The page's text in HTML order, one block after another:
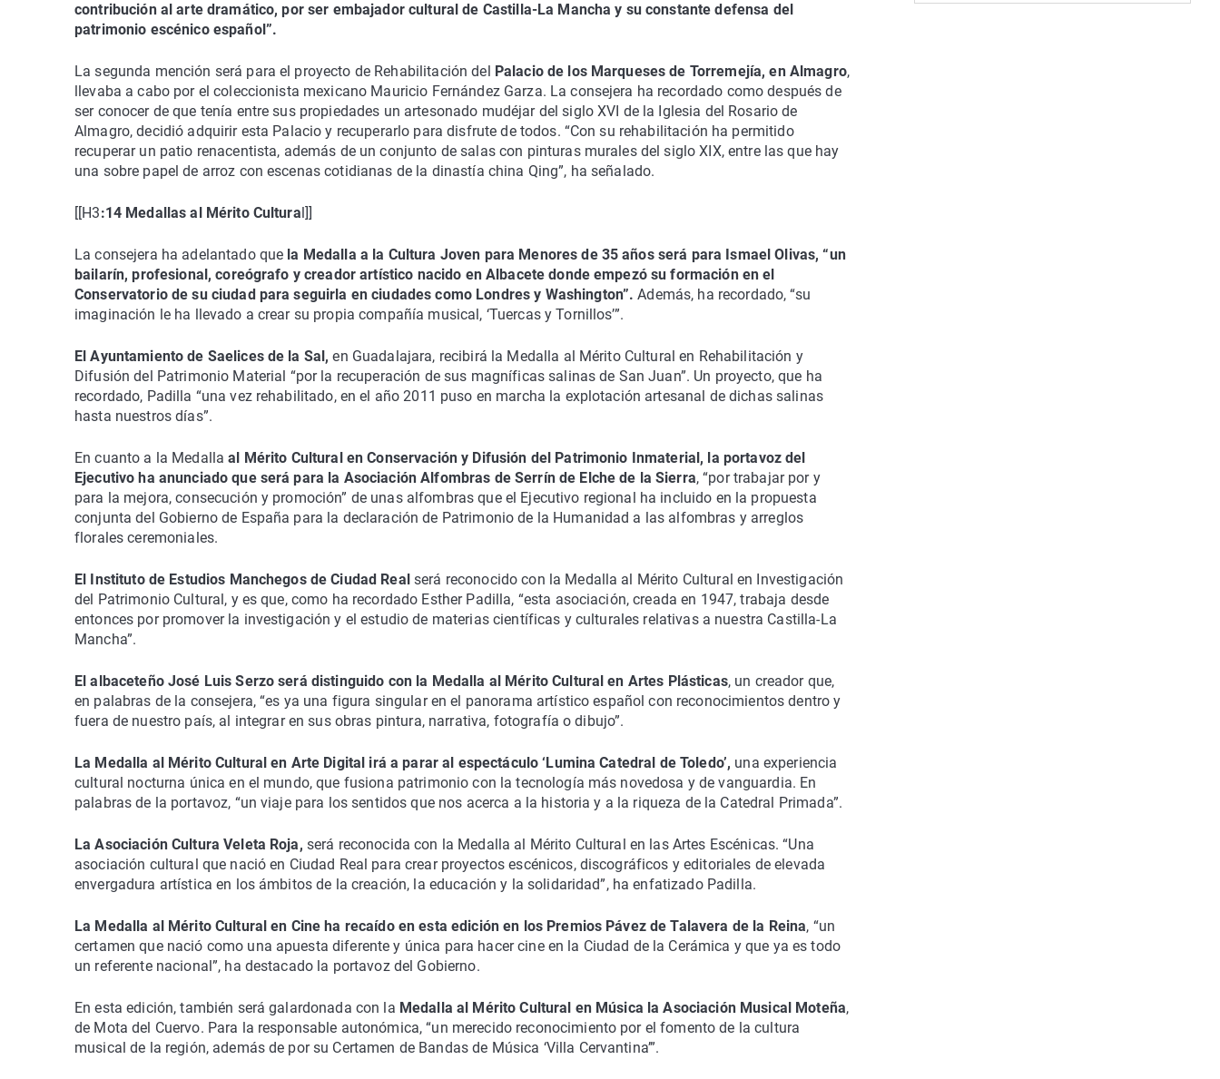
contribución al arte dramático, por ser embajador cultural de Castilla-La Mancha y su constante defensa del
patrimonio escénico español”.
La segunda mención será para el proyecto de Rehabilitación del Palacio de los Marqueses de Torremejía, en Almagro,
llevaba a cabo por el coleccionista mexicano Mauricio Fernández Garza. La consejera ha recordado como después de
ser conocer de que tenía entre sus propiedades un artesonado mudéjar del siglo XVI de la Iglesia del Rosario de
Almagro, decidió adquirir esta Palacio y recuperarlo para disfrute de todos. “Con su rehabilitación ha permitido
recuperar un patio renacentista, además de un conjunto de salas con pinturas murales del siglo XIX, entre las que hay
una sobre papel de arroz con escenas cotidianas de la dinastía china Qing”, ha señalado.
[[H3:14 Medallas al Mérito Cultura l]]
La consejera ha adelantado que la Medalla a la Cultura Joven para Menores de 35 años será para Ismael Olivas, “un
bailarín, profesional, coreógrafo y creador artístico nacido en Albacete donde empezó su formación en el
Conservatorio de su ciudad para seguirla en ciudades como Londres y Washington”. Además, ha recordado, “su
imaginación le ha llevado a crear su propia compañía musical, ‘Tuercas y Tornillos’”.
El Ayuntamiento de Saelices de la Sal, en Guadalajara, recibirá la Medalla al Mérito Cultural en Rehabilitación y
Difusión del Patrimonio Material “por la recuperación de sus magníficas salinas de San Juan”. Un proyecto, que ha
recordado, Padilla “una vez rehabilitado, en el año 2011 puso en marcha la explotación artesanal de dichas salinas
hasta nuestros días”.
En cuanto a la Medallaal Mérito Cultural en Conservación y Difusión del Patrimonio Inmaterial, la portavoz del
Ejecutivo ha anunciado que será para la Asociación Alfombras de Serrín de Elche de la Sierra, “por trabajar por y
para la mejora, consecución y promoción” de unas alfombras que el Ejecutivo regional ha incluido en la propuesta
conjunta del Gobierno de España para la declaración de Patrimonio de la Humanidad a las alfombras y arreglos
florales ceremoniales.
El Instituto de Estudios Manchegos de Ciudad Real será reconocido con la Medalla al Mérito Cultural en Investigación
del Patrimonio Cultural, y es que, como ha recordado Esther Padilla, “esta asociación, creada en 1947, trabaja desde
entonces por promover la investigación y el estudio de materias científicas y culturales relativas a nuestra Castilla-La
Mancha”.
El albaceteño José Luis Serzo será distinguido con la Medalla al Mérito Cultural en Artes Plásticas, un creador que,
en palabras de la consejera, “es ya una figura singular en el panorama artístico español con reconocimientos dentro y
fuera de nuestro país, al integrar en sus obras pintura, narrativa, fotografía o dibujo”.
La Medalla al Mérito Cultural en Arte Digital irá a parar al espectáculo ‘Lumina Catedral de Toledo’, una experiencia
cultural nocturna única en el mundo, que fusiona patrimonio con la tecnología más novedosa y de vanguardia. En
palabras de la portavoz, “un viaje para los sentidos que nos acerca a la historia y a la riqueza de la Catedral Primada”.
La Asociación Cultura Veleta Roja, será reconocida con la Medalla al Mérito Cultural en las Artes Escénicas. “Una
asociación cultural que nació en Ciudad Real para crear proyectos escénicos, discográficos y editoriales de elevada
envergadura artística en los ámbitos de la creación, la educación y la solidaridad”, ha enfatizado Padilla.
La Medalla al Mérito Cultural en Cine ha recaído en esta edición en los Premios Pávez de Talavera de la Reina, “un
certamen que nació como una apuesta diferente y única para hacer cine en la Ciudad de la Cerámica y que ya es todo
un referente nacional”, ha destacado la portavoz del Gobierno.
En esta edición, también será galardonada con la Medalla al Mérito Cultural en Música la Asociación Musical Moteña,
de Mota del Cuervo. Para la responsable autonómica, “un merecido reconocimiento por el fomento de la cultura
musical de la región, además de por su Certamen de Bandas de Música ‘Villa Cervantina’”.